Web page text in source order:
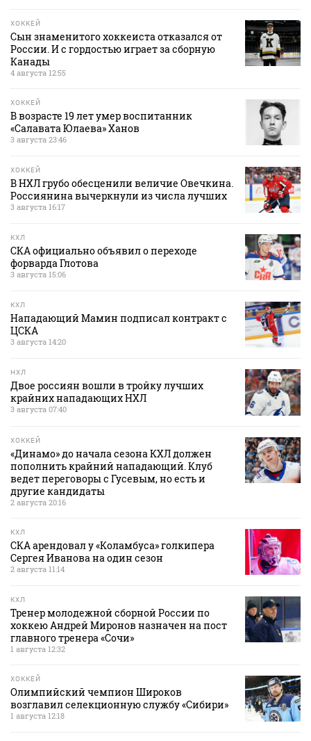
ХОККЕЙ
Сын знаменитого хоккеиста отказался от
России. И с гордостью играет за сборную
Канады
4 августа 12:55
ХОККЕЙ
В возрасте 19 лет умер воспитанник
«Салавата Юлаева» Ханов
3 августа 23:46
ХОККЕЙ
В НХЛ грубо обесценили величие Овечкина.
Россиянина вычеркнули из числа лучших
3 августа 16:17
КХЛ
СКА официально объявил о переходе
форварда Глотова
3 августа 15:06
КХЛ
Нападающий Мамин подписал контракт с
ЦСКА
3 августа 14:20
НХЛ
Двое россиян вошли в тройку лучших
крайних нападающих НХЛ
3 августа 07:40
ХОККЕЙ
«Динамо» до начала сезона КХЛ должен
пополнить крайний нападающий. Клуб
ведет переговоры с Гусевым, но есть и
другие кандидаты
2 августа 20:16
КХЛ
СКА арендовал у «Коламбуса» голкипера
Сергея Иванова на один сезон
2 августа 11:14
КХЛ
Тренер молодежной сборной России по
хоккею Андрей Миронов назначен на пост
главного тренера «Сочи»
1 августа 12:32
ХОККЕЙ
Олимпийский чемпион Широков
возглавил селекционную службу «Сибири»
1 августа 12:18